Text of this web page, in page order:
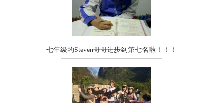
七年级的Steven哥哥进步到第七名啦！！！